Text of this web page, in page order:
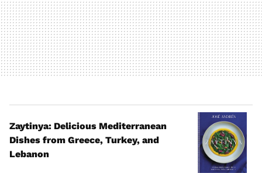
Zaytinya: Delicious Mediterranean
Dishes from Greece, Turkey, and
Lebanon